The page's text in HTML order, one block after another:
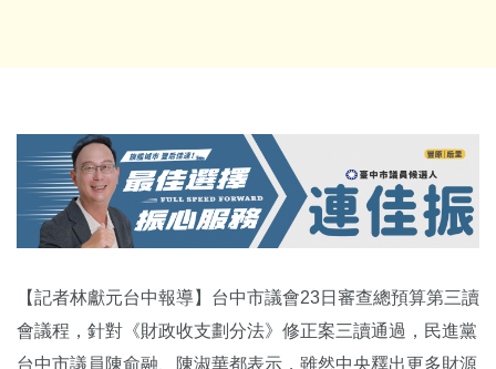
【記者林獻元台中報導】台中市議會23日審查總預算第三讀
會議程，針對《財政收支劃分法》修正案三讀通過，民進黨
台中市議員陳俞融、陳淑華都表示，雖然中央釋出更多財源